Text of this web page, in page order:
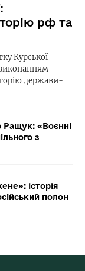
рф та
Курської
держави-
Ращук: «Воєнні
з
історія
полон